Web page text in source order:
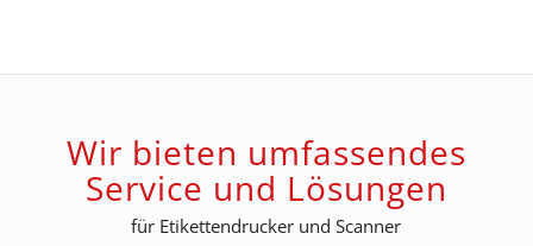
Wir bieten umfassendes
Service und Lösungen
für Etikettendrucker und Scanner